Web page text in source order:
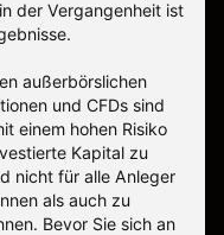
der Vergangenheit ist
außerbörslichen
und CFDs sind
einem hohen Risiko
Kapital zu
nicht für alle Anleger
als auch zu
Bevor Sie sich an